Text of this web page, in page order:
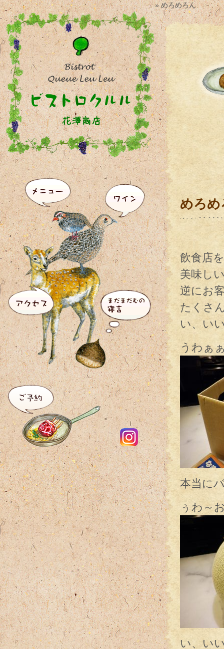
» めろめろん
めろめ
飲食店
美味し
逆にお
たくさ
い、い
うわぁ
本当に
ぅわ～
い、い